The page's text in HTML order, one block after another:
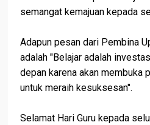
semangat kemajuan kepada
Adapun pesan dari Pembina
adalah "Belajar adalah
depan karena akan membuka
untuk meraih kesuksesan".
Selamat Hari Guru kepada